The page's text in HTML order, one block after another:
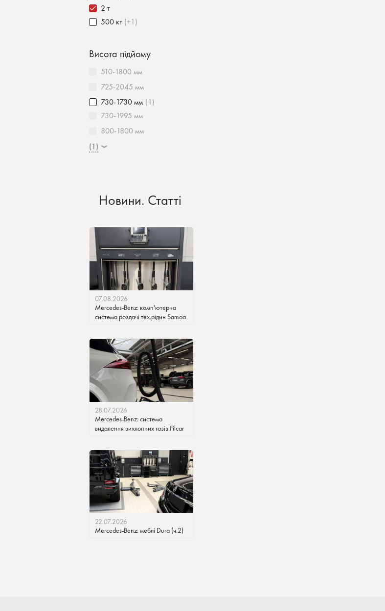
2 т
500 кг (+1)
Висота підйому
510-1800 мм
725-2045 мм
730-1730 мм (1)
730-1995 мм
800-1800 мм
(1)
Новини. Статті
07.08.2026
Mercedes-Benz: комп'ютерна
система роздачі тех.рідин Samoa
28.07.2026
Mercedes-Benz: система
видалення вихлопних газів Filcar
22.07.2026
Mercedes-Benz: меблі Dura (ч.2)